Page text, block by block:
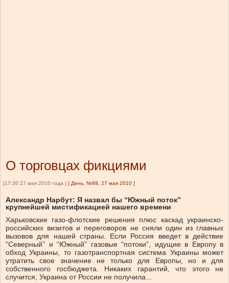
О торговцах фикциями
[17:30 27 мая 2010 года ] [ День, №89, 27 мая 2010 ]
Александр Нарбут: Я назвал бы “Южный поток”
крупнейшей мистификацией нашего времени
Харьковские газо-флотские решения плюс каскад украинско-
российских визитов и переговоров не сняли один из главных
вызовов для нашей страны. Если Россия введет в действие
“Северный” и “Южный” газовые “потоки”, идущие в Европу в
обход Украины, то газотранспортная система Украины может
утратить свое значение не только для Европы, но и для
собственного госбюджета. Никаких гарантий, что этого не
случится, Украина от России не получила...